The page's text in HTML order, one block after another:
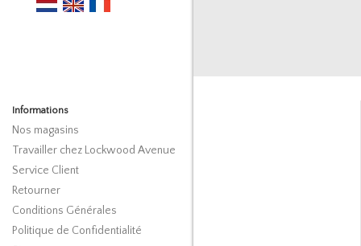
Informations
Nos magasins
Travailler chez Lockwood Avenue
Service Client
Retourner
Conditions Générales
Politique de Confidentialité